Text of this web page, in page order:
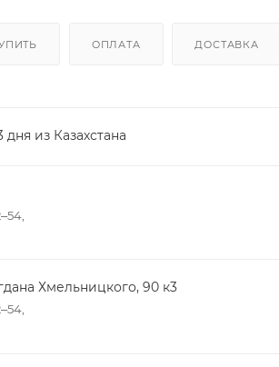
ОПЛАТА ДОСТАВКА
из Казахстана
Хмельницкого, 90 к3